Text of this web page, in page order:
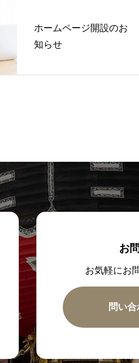
ホームページ開設のお
知らせ
お
お気軽にお
問い